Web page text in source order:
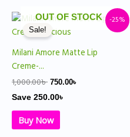
-25%
OUT OF STOCK
Sale!
Milani Amore Matte Lip
Creme-...
1,000.00৳
Original
was:
750.00৳
Current
Save 250.00৳
Buy Now